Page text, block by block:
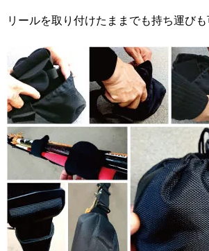
リールを取り付けたままでも持ち運びも